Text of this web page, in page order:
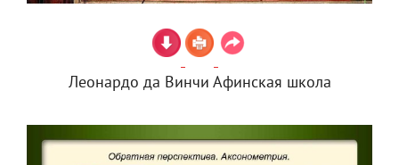
Леонардо да Винчи Афинская школа